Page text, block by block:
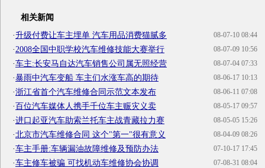
相关新闻
08-07-10 08:44
·升级付费让车主埋单 汽车用品消费猫腻多
08-07-09 10:56
·2008全国中职学校汽车维修技能大赛举行
08-07-04 07:33
·车主:长安马自达汽车销售公司属无照经营
08-06-17 10:13
·暴雨中汽车变船 车主们水涨车高的期待
08-06-11 07:08
·浙江省首个汽车维修合同示范文本发布
08-05-17 09:57
·百位汽车媒体人携手千位车主赈灾义卖
08-05-05 15:26
·进口起亚汽车助索兰托车主战青藏拉力赛
08-04-09 08:26
·北京市汽车维修合同 这个"第一"很有意义
07-10-17 17:45
·车主手册:车辆漏油故障维修及预防办法
07-08-31 08:04
·车主修车被骗 可找机动车维修协会协调